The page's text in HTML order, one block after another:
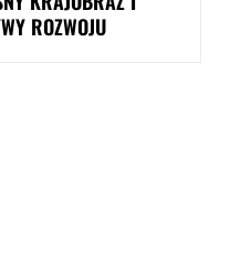
ROZWOJU